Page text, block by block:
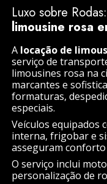
Luxo sobre
limousine rosa
A locação de
serviço de
limousines rosa na
marcantes e
formaturas,
especiais.
Veículos equipados
interna, frigobar e
asseguram
O serviço inclui
personalização de